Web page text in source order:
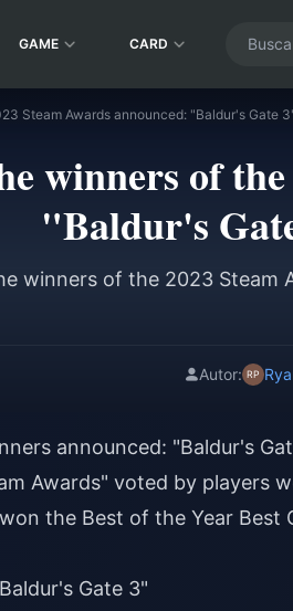
GAME CARD
winners of
"Baldur's
winners of the 2023 Steam
Autor:
announced: "Baldur's
Awards" voted by players
the Best of the Year Best
Gate 3"